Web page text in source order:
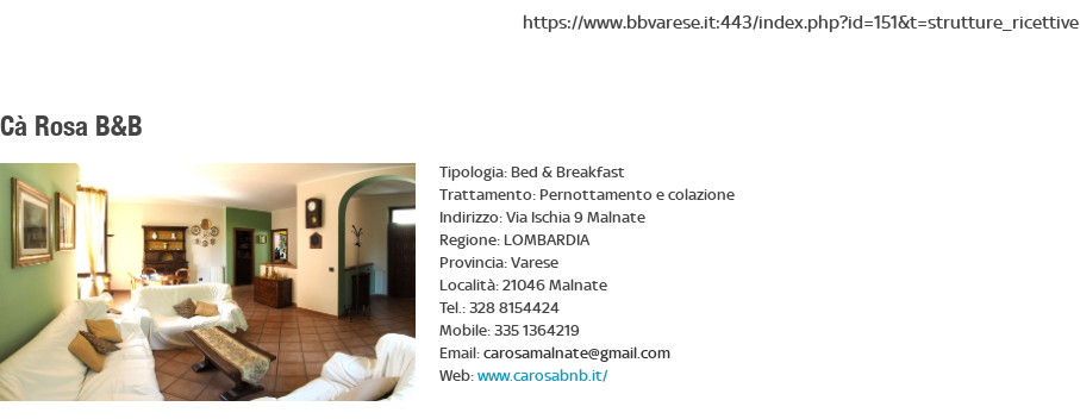
https://www.bbvarese.it:443/index.php?id=151&t=strutture_ricettive
Cà Rosa B&B
Tipologia:Bed & Breakfast
Trattamento: Pernottamento e colazione
Indirizzo:Via Ischia 9 Malnate
Regione:LOMBARDIA
Provincia:Varese
Località:21046 Malnate
Tel.:328 8154424
Mobile:335 1364219
Email:carosamalnate@gmail.com
Web:www.carosabnb.it/